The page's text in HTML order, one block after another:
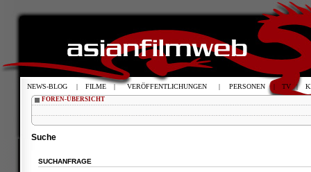
FOREN-ÜBERSICHT
Suche
SUCHANFRAGE
NEWS-BLOG | FILME | VERÖFFENTLICHUNGEN | PERSONEN | TV |